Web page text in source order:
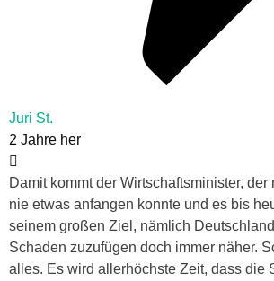
Juri St.
2 Jahre her
Damit kommt der Wirtschaftsminister, der
nie etwas anfangen konnte und es bis
seinem großen Ziel, nämlich
Schaden zuzufügen doch immer näher.
alles. Es wird allerhöchste Zeit, dass die